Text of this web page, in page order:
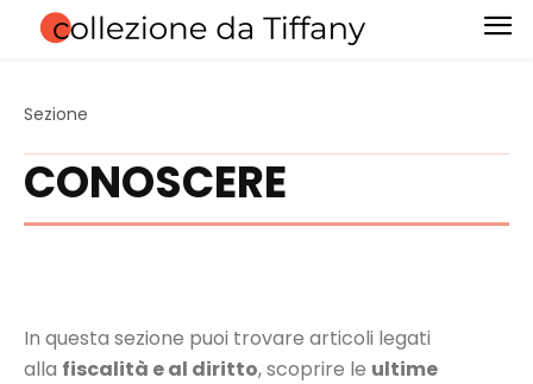
Sezione
CONOSCERE
In questa sezione puoi trovare articoli legati
alla fiscalità e al diritto, scoprire le ultime